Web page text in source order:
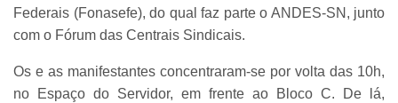
Federais (Fonasefe), do qual faz parte o ANDES-SN, junto
com o Fórum das Centrais Sindicais.
Os e as manifestantes concentraram-se por volta das 10h,
no Espaço do Servidor, em frente ao Bloco C. De lá,